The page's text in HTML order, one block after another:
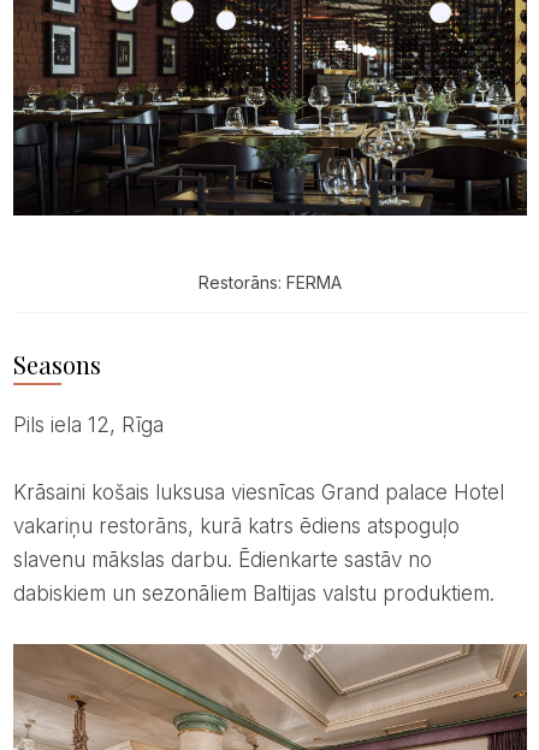
Restorāns: FERMA
Seasons
Pils iela 12, Rīga
Krāsaini košais luksusa viesnīcas Grand palace Hotel
vakariņu restorāns, kurā katrs ēdiens atspoguļo
slavenu mākslas darbu. Ēdienkarte sastāv no
dabiskiem un sezonāliem Baltijas valstu produktiem.